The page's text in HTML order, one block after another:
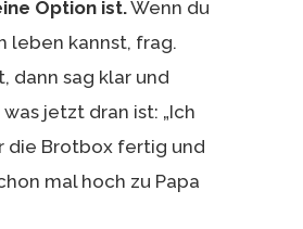
Option ist.Wenn du
leben kannst, frag.
dann sag klar und
jetzt dran ist: „Ich
die Brotbox fertig und
mal hoch zu Papa